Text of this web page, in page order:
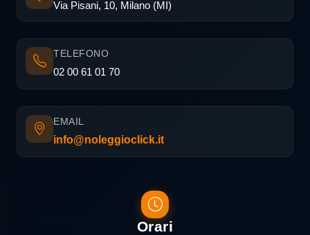
Via Pisani, 10, Milano (MI)
TELEFONO
02 00 61 01 70
EMAIL
info@noleggioclick.it
Orari